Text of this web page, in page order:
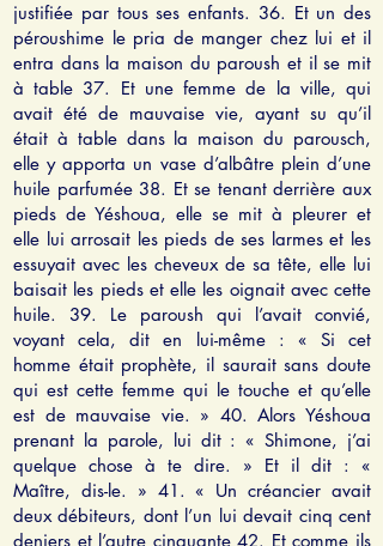
justifiée par tous ses enfants. 36. Et un des
péroushime le pria de manger chez lui et il
entra dans la maison du paroush et il se mit
à table 37. Et une femme de la ville, qui
avait été de mauvaise vie, ayant su qu’il
était à table dans la maison du parousch,
elle y apporta un vase d’albâtre plein d’une
huile parfumée 38. Et se tenant derrière aux
pieds de Yéshoua, elle se mit à pleurer et
elle lui arrosait les pieds de ses larmes et les
essuyait avec les cheveux de sa tête, elle lui
baisait les pieds et elle les oignait avec cette
huile. 39. Le paroush qui l’avait convié,
voyant cela, dit en lui-même : « Si cet
homme était prophète, il saurait sans doute
qui est cette femme qui le touche et qu’elle
est de mauvaise vie. » 40. Alors Yéshoua
prenant la parole, lui dit : « Shimone, j’ai
quelque chose à te dire. » Et il dit : «
Maître, dis-le. » 41. « Un créancier avait
deux débiteurs, dont l’un lui devait cinq cent
deniers et l’autre cinquante 42. Et comme ils